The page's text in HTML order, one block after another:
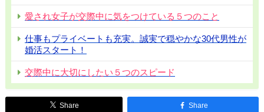
愛され女子が交際中に気をつけている５つのこと
仕事もプライベートも充実。誠実で穏やかな30代男性が
婚活スタート！
交際中に大切にしたい５つのスピード
Share Share